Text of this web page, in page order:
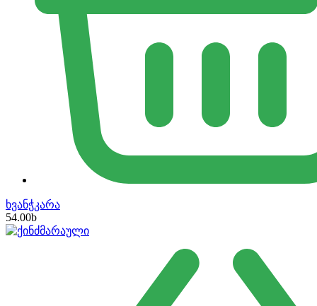
ხვანჭკარა
54.00b